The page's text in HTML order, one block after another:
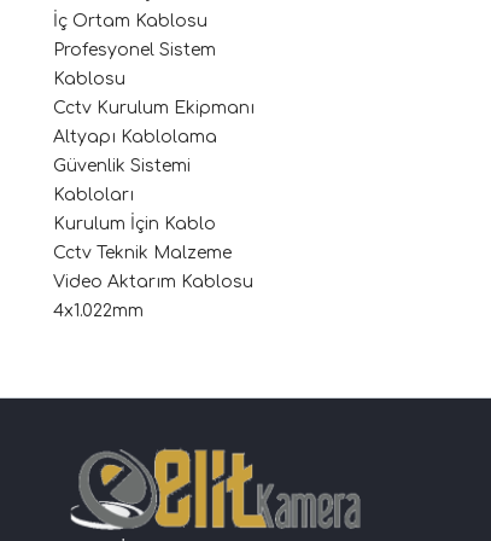
İç Ortam Kablosu
Profesyonel Sistem
Kablosu
Cctv Kurulum Ekipmanı
Altyapı Kablolama
Güvenlik Sistemi
Kabloları
Kurulum İçin Kablo
Cctv Teknik Malzeme
Video Aktarım Kablosu
4x1.022mm